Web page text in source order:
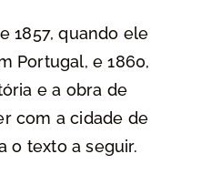
1857, quando ele
Portugal, e 1860,
e a obra de
com a cidade de
o texto a seguir.